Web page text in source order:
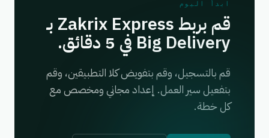
ابدأ اليوم
قم بربط Zakrix Express بـ
Big Delivery في 5 دقائق.
قم بالتسجيل، وقم بتفويض كلا التطبيقين، وقم
بتفعيل سير العمل. إعداد مجاني ومخصص مع
كل خطة.